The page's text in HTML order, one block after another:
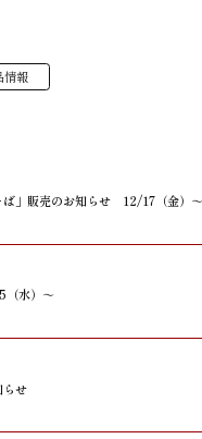
情報
」販売のお知らせ 12/17（金）
水）～
せ